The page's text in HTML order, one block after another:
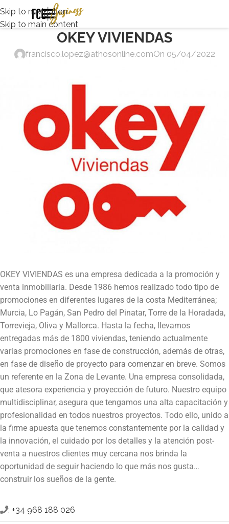
Skip to navigation
Skip to main content
OKEY VIVIENDAS
francisco.lopez@athosonline.comOn 05/04/2022
OKEY VIVIENDAS es una empresa dedicada a la promoción y
venta inmobiliaria. Desde 1986 hemos realizado todo tipo de
promociones en diferentes lugares de la costa Mediterránea;
Murcia, Lo Pagán, San Pedro del Pinatar, Torre de la Horadada,
Torrevieja, Oliva y Mallorca. Hasta la fecha, llevamos
entregadas más de 1800 viviendas, teniendo actualmente
varias promociones en fase de construcción, además de otras,
en fase de diseño de proyecto para comenzar en breve. Somos
un referente en la Zona de Levante. Una empresa consolidada,
que atesora experiencia y proyección de futuro. Nuestro equipo
multidisciplinar, asegura que tengamos una alta capacitación y
profesionalidad en todos nuestros proyectos. Todo ello, unido a
la firme apuesta que tenemos constantemente por la calidad y
la innovación, el cuidado por los detalles y la atención post-
venta a nuestros clientes muy cercana nos brinda la
oportunidad de seguir haciendo lo que más nos gusta…
construir los sueños de la gente.
: +34 968 188 026